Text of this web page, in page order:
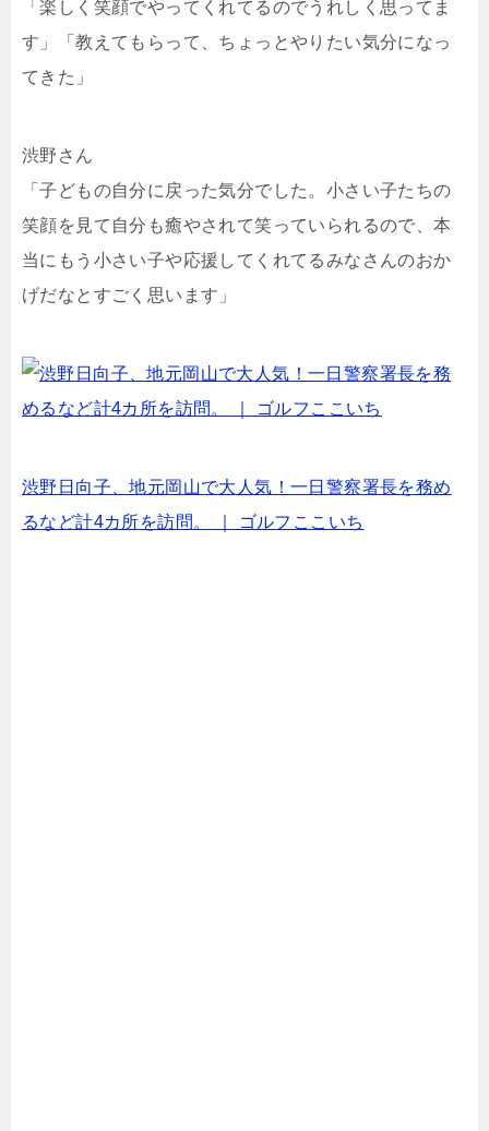
「楽しく笑顔でやってくれてるのでうれしく思ってま
す」「教えてもらって、ちょっとやりたい気分になっ
てきた」
渋野さん
「子どもの自分に戻った気分でした。小さい子たちの
笑顔を見て自分も癒やされて笑っていられるので、本
当にもう小さい子や応援してくれてるみなさんのおか
げだなとすごく思います」
渋野日向子、地元岡山で大人気！一日警察署長を務め
るなど計4カ所を訪問。 ｜ ゴルフここいち